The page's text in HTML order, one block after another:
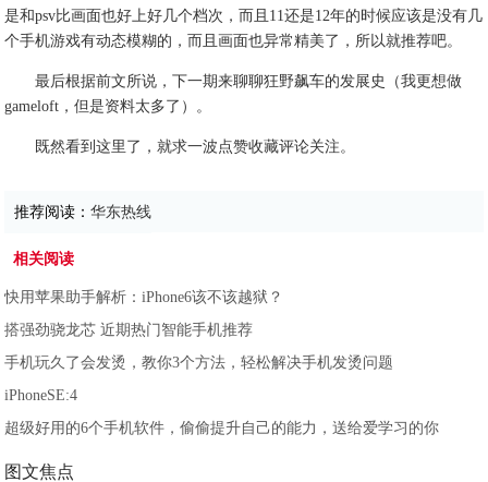
是和psv比画面也好上好几个档次，而且11还是12年的时候应该是没有几
个手机游戏有动态模糊的，而且画面也异常精美了，所以就推荐吧。
最后根据前文所说，下一期来聊聊狂野飙车的发展史（我更想做
gameloft，但是资料太多了）。
既然看到这里了，就求一波点赞收藏评论关注。
推荐阅读：华东热线
相关阅读
快用苹果助手解析：iPhone6该不该越狱？
搭强劲骁龙芯 近期热门智能手机推荐
手机玩久了会发烫，教你3个方法，轻松解决手机发烫问题
iPhoneSE:4
超级好用的6个手机软件，偷偷提升自己的能力，送给爱学习的你
图文焦点